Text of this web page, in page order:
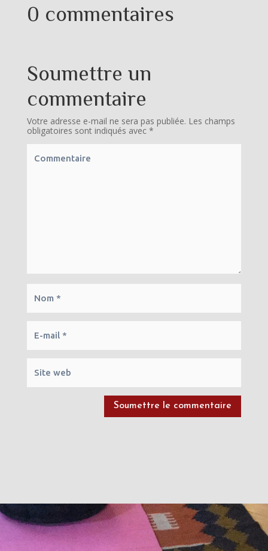
0 commentaires
Soumettre un
commentaire
Votre adresse e-mail ne sera pas publiée. Les champs
obligatoires sont indiqués avec *
Soumettre le commentaire